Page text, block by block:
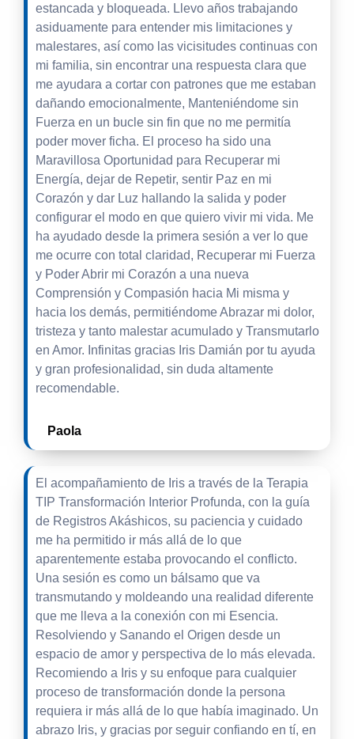
estancada y bloqueada. Llevo años trabajando
asiduamente para entender mis limitaciones y
malestares, así como las vicisitudes continuas con
mi familia, sin encontrar una respuesta clara que
me ayudara a cortar con patrones que me estaban
dañando emocionalmente, Manteniéndome sin
Fuerza en un bucle sin fin que no me permitía
poder mover ficha. El proceso ha sido una
Maravillosa Oportunidad para Recuperar mi
Energía, dejar de Repetir, sentir Paz en mi
Corazón y dar Luz hallando la salida y poder
configurar el modo en que quiero vivir mi vida. Me
ha ayudado desde la primera sesión a ver lo que
me ocurre con total claridad, Recuperar mi Fuerza
y Poder Abrir mi Corazón a una nueva
Comprensión y Compasión hacia Mi misma y
hacia los demás, permitiéndome Abrazar mi dolor,
tristeza y tanto malestar acumulado y Transmutarlo
en Amor. Infinitas gracias Iris Damián por tu ayuda
y gran profesionalidad, sin duda altamente
recomendable.
Paola
El acompañamiento de Iris a través de la Terapia
TIP Transformación Interior Profunda, con la guía
de Registros Akáshicos, su paciencia y cuidado
me ha permitido ir más allá de lo que
aparentemente estaba provocando el conflicto.
Una sesión es como un bálsamo que va
transmutando y moldeando una realidad diferente
que me lleva a la conexión con mi Esencia.
Resolviendo y Sanando el Origen desde un
espacio de amor y perspectiva de lo más elevada.
Recomiendo a Iris y su enfoque para cualquier
proceso de transformación donde la persona
requiera ir más allá de lo que había imaginado. Un
abrazo Iris, y gracias por seguir confiando en tí, en